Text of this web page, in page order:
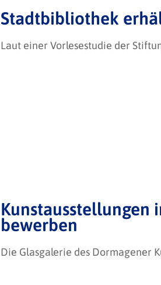
Stadtbibliothek
Laut einer Vorlesestudie der
Kunstausstellungen
bewerben
Die Glasgalerie des Dormagener